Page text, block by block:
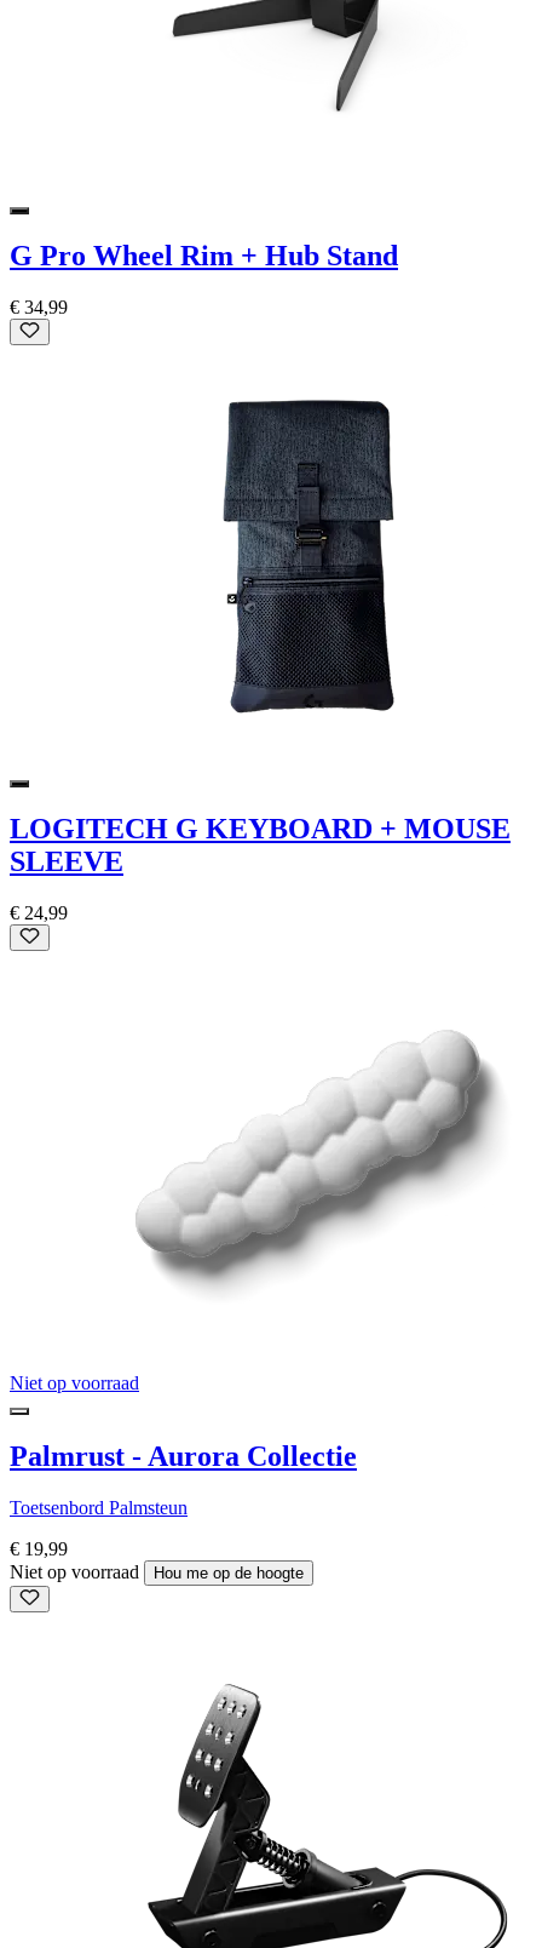
G Pro Wheel Rim + Hub Stand
€ 34,99
LOGITECH G KEYBOARD + MOUSE
SLEEVE
€ 24,99
Niet op voorraad
Palmrust - Aurora Collectie
Toetsenbord Palmsteun
€ 19,99
Niet op voorraad
Hou me op de hoogte